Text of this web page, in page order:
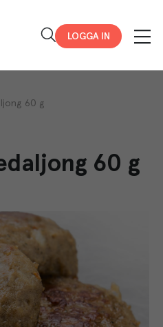
LOGGA IN
60 g
60 g